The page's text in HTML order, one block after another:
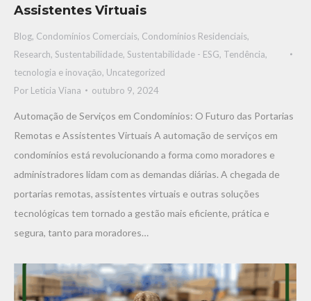
Assistentes Virtuais
Blog, Condomínios Comerciais, Condomínios Residenciais,
Research, Sustentabilidade, Sustentabilidade - ESG, Tendência,
tecnologia e inovaçāo, Uncategorized
Por Leticia Viana outubro 9, 2024
Automação de Serviços em Condomínios: O Futuro das Portarias
Remotas e Assistentes Virtuais A automação de serviços em
condomínios está revolucionando a forma como moradores e
administradores lidam com as demandas diárias. A chegada de
portarias remotas, assistentes virtuais e outras soluções
tecnológicas tem tornado a gestão mais eficiente, prática e
segura, tanto para moradores…